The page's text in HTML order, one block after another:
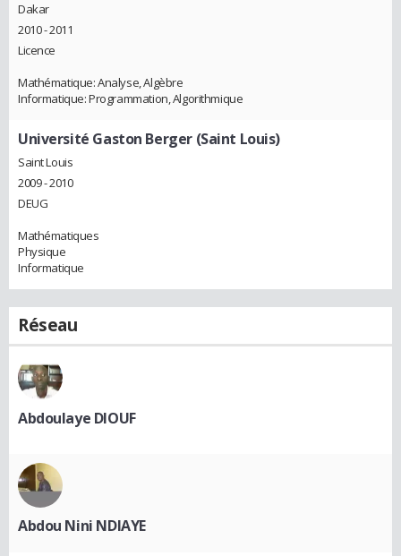
Dakar
2010 - 2011
Licence
Mathématique: Analyse, Algèbre
Informatique: Programmation, Algorithmique
Université Gaston Berger (Saint Louis)
Saint Louis
2009 - 2010
DEUG
Mathématiques
Physique
Informatique
Réseau
Abdoulaye DIOUF
Abdou Nini NDIAYE